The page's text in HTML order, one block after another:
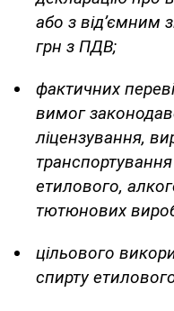
або з від’ємним
грн з ПДВ;
фактичних
вимог
ліцензування,
етилового,
тютюнових
цільового
спирту